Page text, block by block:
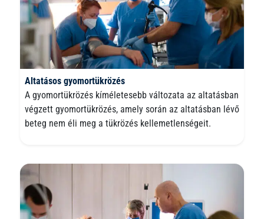
Altatásos gyomortükrözés
A gyomortükrözés kíméletesebb változata az altatásban
végzett gyomortükrözés, amely során az altatásban lévő
beteg nem éli meg a tükrözés kellemetlenségeit.